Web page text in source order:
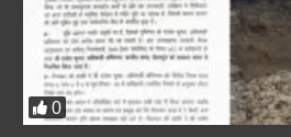
0